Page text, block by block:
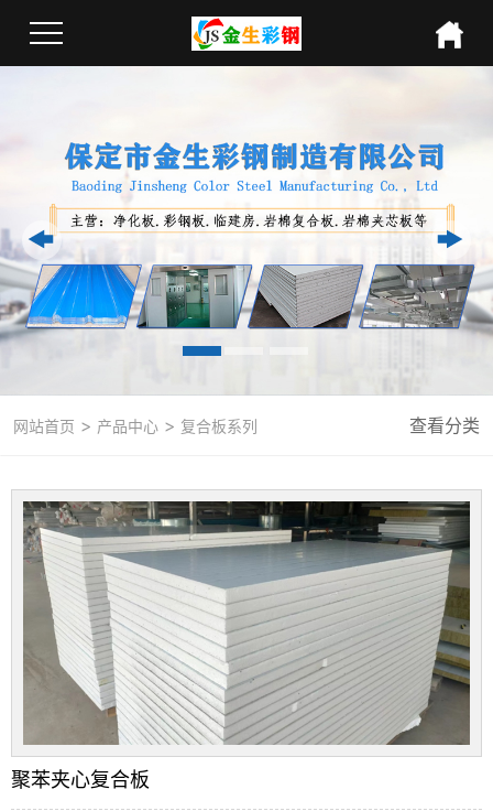
网站首页 > 产品中心 > 复合板系列 查看分类
聚苯夹心复合板